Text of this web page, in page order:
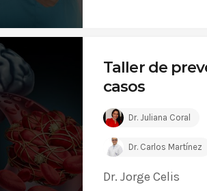
Taller de
casos
Dr. Juliana Coral
Dr. Carlos Martínez
Dr. Jorge Celis